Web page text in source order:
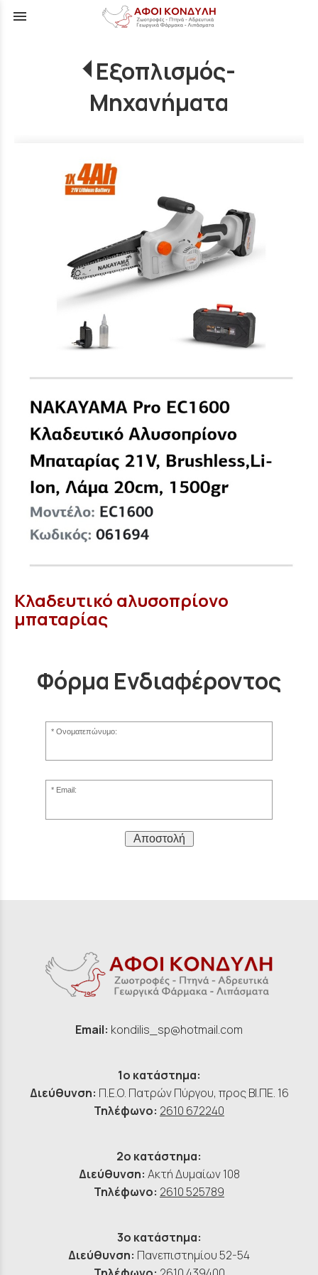
menu
Εξοπλισμός-
Μηχανήματα
Κλαδευτικό αλυσοπρίονο
μπαταρίας
Φόρμα Ενδιαφέροντος
Ονοματεπώνυμο:
Email:
Αποστολή
Email: kondilis_sp@hotmail.com
1ο κατάστημα:
Διεύθυνση: Π.Ε.Ο. Πατρών Πύργου, προς ΒΙ.ΠΕ. 16
Τηλέφωνο: 2610 672240
2ο κατάστημα:
Διεύθυνση: Ακτή Δυμαίων 108
Τηλέφωνο: 2610 525789
3ο κατάστημα:
Διεύθυνση: Πανεπιστημίου 52-54